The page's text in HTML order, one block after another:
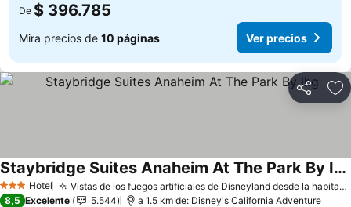
De $ 396.785
Mira precios de 10 páginas Ver precios
Compartir
3 Estrellas
Hotel Vistas de los fuegos artificiales de Disneyland desde la habitación
Staybridge Suites Anaheim At The Park By Ihg
8,5 Excelente 5.544 a 1.5 km de: Disney's California Adventure